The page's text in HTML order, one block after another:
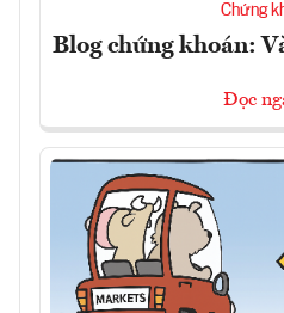
Chứng
Blog chứng khoán:
Đọc